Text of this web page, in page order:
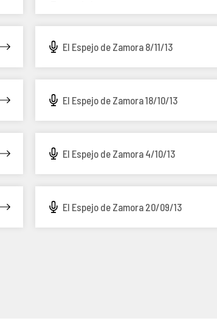
El Espejo de Zamora 8/11/13
El Espejo de Zamora 18/10/13
El Espejo de Zamora 4/10/13
El Espejo de Zamora 20/09/13